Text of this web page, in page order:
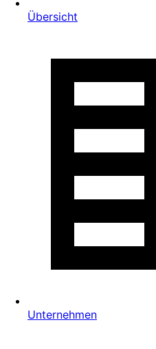
Übersicht
Unternehmen